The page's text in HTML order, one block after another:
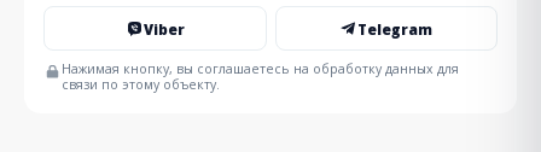
Viber Telegram
Нажимая кнопку, вы соглашаетесь на обработку данных для
связи по этому объекту.